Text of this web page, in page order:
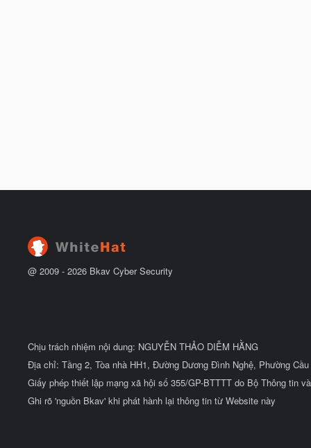
@ 2009 - 2026 Bkav Cyber Security
Chịu trách nhiệm nội dung: NGUYỄN THẢO DIỄM HẰNG
Địa chỉ: Tầng 2, Tòa nhà HH1, Đường Dương Đình Nghệ, Phường
Giấy phép thiết lập mạng xã hội số 355/GP-BTTTT do Bộ Thông tin
Ghi rõ 'nguồn Bkav' khi phát hành lại thông tin từ Website này